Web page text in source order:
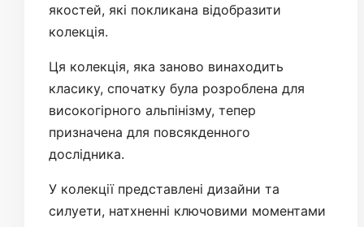
якостей, які покликана відобразити
колекція.
Ця колекція, яка заново винаходить
класику, спочатку була розроблена для
високогірного альпінізму, тепер
призначена для повсякденного
дослідника.
У колекції представлені дизайни та
силуети, натхненні ключовими моментами